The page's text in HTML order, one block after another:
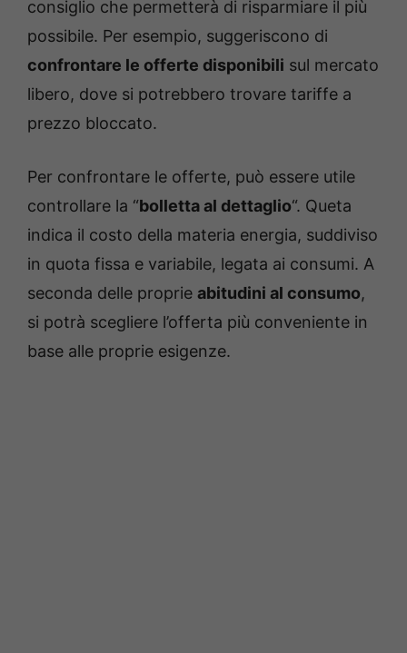
consiglio che permetterà di risparmiare il più
possibile. Per esempio, suggeriscono di
confrontare le offerte disponibili sul mercato
libero, dove si potrebbero trovare tariffe a
prezzo bloccato.
Per confrontare le offerte, può essere utile
controllare la “bolletta al dettaglio“. Queta
indica il costo della materia energia, suddiviso
in quota fissa e variabile, legata ai consumi. A
seconda delle proprie abitudini al consumo,
si potrà scegliere l’offerta più conveniente in
base alle proprie esigenze.